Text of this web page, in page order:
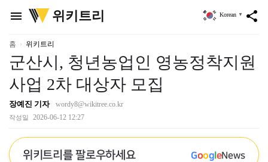
menu
위
키
리
위키트리 share
Korean ▼
홈 위키트리
군산시, 청년농업인 영농정착지원
사업 2차 대상자 모집
장예진 기자 wordy8@wikitree.co.kr
작성일 2026-06-12 12:27
위키트리를 팔로우하세요 GoogleNews